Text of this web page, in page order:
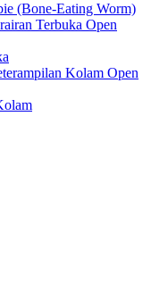
(Bone-Eating Worm)
Terbuka Open
Kolam Open